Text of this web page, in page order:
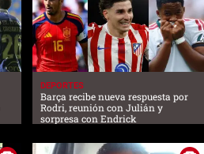
DEPORTES
Barça recibe nueva respuesta por
Rodri, reunión con Julián y
sorpresa con Endrick